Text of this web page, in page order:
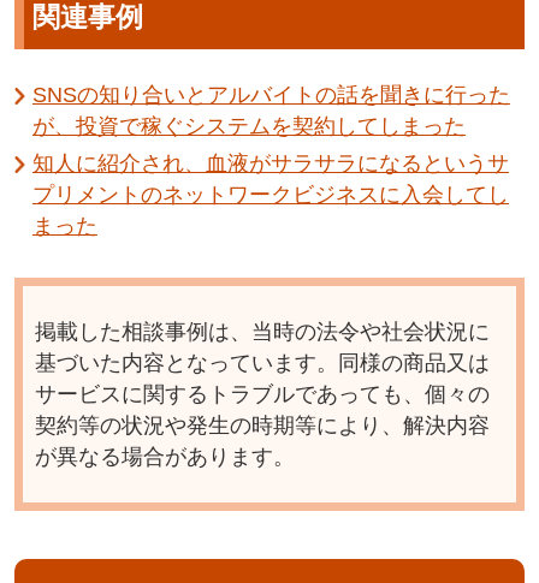
関連事例
SNSの知り合いとアルバイトの話を聞きに行った
が、投資で稼ぐシステムを契約してしまった
知人に紹介され、血液がサラサラになるというサ
プリメントのネットワークビジネスに入会してし
まった
掲載した相談事例は、当時の法令や社会状況に
基づいた内容となっています。同様の商品又は
サービスに関するトラブルであっても、個々の
契約等の状況や発生の時期等により、解決内容
が異なる場合があります。